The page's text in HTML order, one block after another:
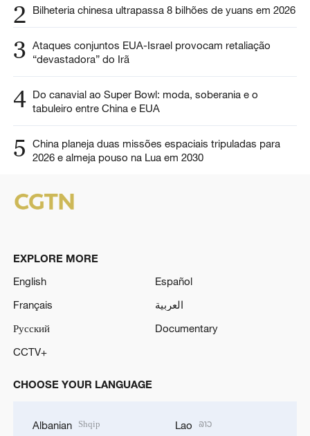
2 Bilheteria chinesa ultrapassa 8 bilhões de yuans em 2026
3 Ataques conjuntos EUA-Israel provocam retaliação
“devastadora” do Irã
4 Do canavial ao Super Bowl: moda, soberania e o
tabuleiro entre China e EUA
5
China planeja duas missões espaciais tripuladas para
2026 e almeja pouso na Lua em 2030
EXPLORE MORE
English
Español
Français
العربية
Русский
Documentary
CCTV+
CHOOSE YOUR LANGUAGE
Albanian Shqip Lao ລາວ